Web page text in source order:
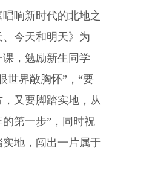
响新时代的北地之
今天和明天》为
，勉励新生同学
世界敞胸怀”，“要
又要脚踏实地，从
第一步”，同时祝
地，闯出一片属于